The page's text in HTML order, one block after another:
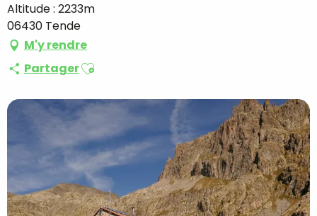
Altitude : 2233m
06430 Tende
M'y rendre
PartagerAjouter aux favoris